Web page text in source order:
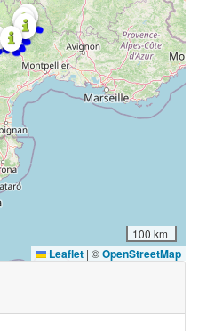
100 km
Leaflet | ©OpenStreetMap